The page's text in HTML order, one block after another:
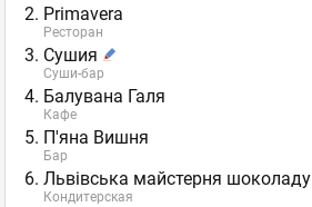
Primavera
Ресторан
Сушия
Суши-бар
Балувана Галя
Кафе
П'яна Вишня
Бар
Львівська майстерня шоколаду
Кондитерская